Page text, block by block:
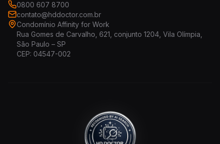
0800 607 8700
contato@hddoctor.com.br
Condomínio Affinity for Work
Rua Gomes de Carvalho, 621, conjunto 1204, Vila Olímpia,
São Paulo – SP
CEP: 04547-002